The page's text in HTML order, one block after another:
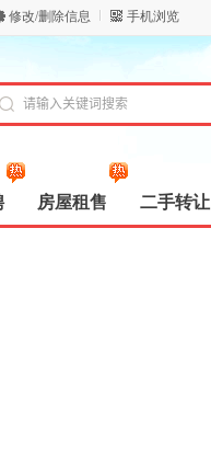
修改/删除信息 手机浏览
房屋租售 二手转让